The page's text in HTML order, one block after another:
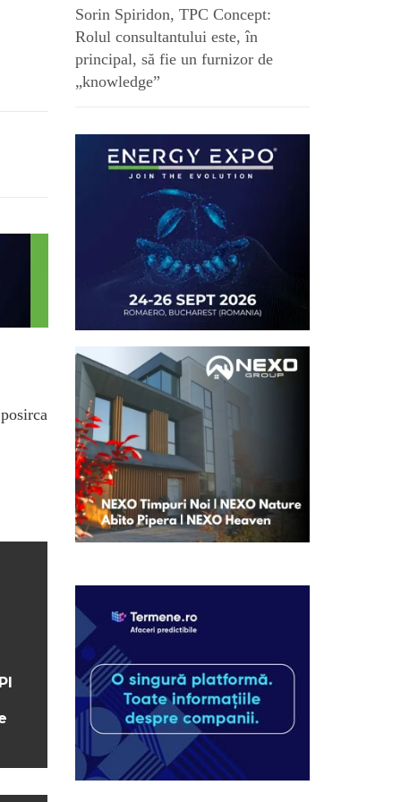
Sorin Spiridon, TPC Concept:
Rolul consultantului este, în
principal, să fie un furnizor de
„knowledge”